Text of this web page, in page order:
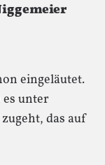
eingeläutet.
unter
das auf